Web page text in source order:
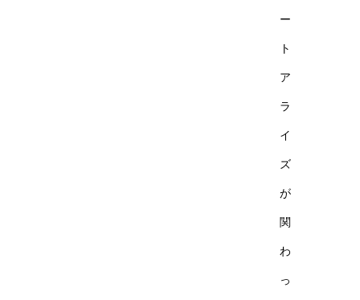
ー
ト
ア
ラ
イ
ズ
が
関
わ
っ